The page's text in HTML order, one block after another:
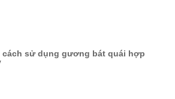
cách sử dụng gương bát quái hợp